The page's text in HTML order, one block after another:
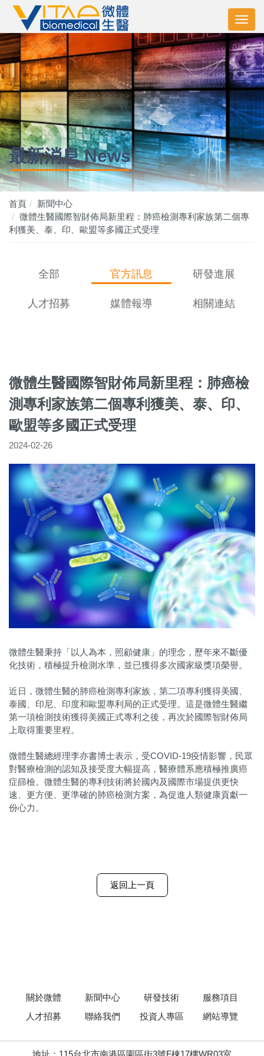
最新消息 News
首頁
新聞中心
微體生醫國際智財佈局新里程：肺癌檢測專利家族第二個專
利獲美、泰、印、歐盟等多國正式受理
全部 官方訊息 研發進展
人才招募 媒體報導 相關連結
微體生醫國際智財佈局新里程：肺癌檢
測專利家族第二個專利獲美、泰、印、
歐盟等多國正式受理
2024-02-26
微體生醫秉持「以人為本，照顧健康」的理念，歷年來不斷優
化技術，積極提升檢測水準，並已獲得多次國家級獎項榮譽。
近日，微體生醫的肺癌檢測專利家族，第二項專利獲得美國、
泰國、印尼、印度和歐盟專利局的正式受理。這是微體生醫繼
第一項檢測技術獲得美國正式專利之後，再次於國際智財佈局
上取得重要里程。
微體生醫總經理李亦書博士表示，受COVID-19疫情影響，民眾
對醫療檢測的認知及接受度大幅提高，醫療體系應積極推廣癌
症篩檢。微體生醫的專利技術將於國內及國際市場提供更快
速、更方便、更準確的肺癌檢測方案，為促進人類健康貢獻一
份心力。
返回上一頁
關於微體 新聞中心 研發技術
服務項目
人才招募
聯絡我們 投資人專區 網站導覽
地址：115台北市南港區園區街3號F棟17樓WR03室